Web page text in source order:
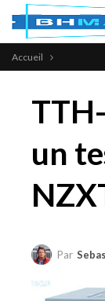
Accueil
un
Par